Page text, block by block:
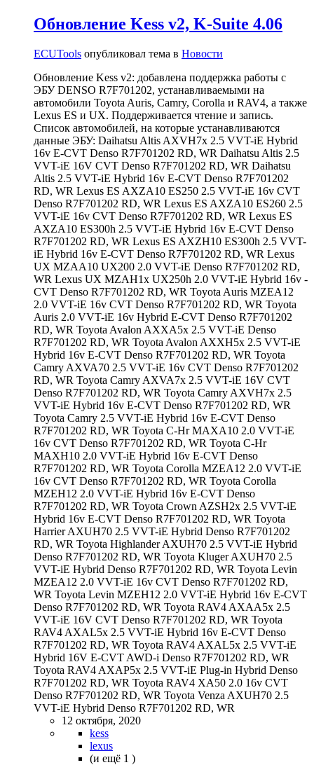
Обновление Kess v2, K-Suite 4.06
ECUTools опубликовал тема в Новости
Обновление Kess v2: добавлена поддержка работы с
ЭБУ DENSO R7F701202, устанавливаемыми на
автомобили Toyota Auris, Camry, Corolla и RAV4, а также
Lexus ES и UX. Поддерживается чтение и запись.
Список автомобилей, на которые устанавливаются
данные ЭБУ: Daihatsu Altis AXVH7x 2.5 VVT-iE Hybrid
16v E-CVT Denso R7F701202 RD, WR Daihatsu Altis 2.5
VVT-iE 16V CVT Denso R7F701202 RD, WR Daihatsu
Altis 2.5 VVT-iE Hybrid 16v E-CVT Denso R7F701202
RD, WR Lexus ES AXZA10 ES250 2.5 VVT-iE 16v CVT
Denso R7F701202 RD, WR Lexus ES AXZA10 ES260 2.5
VVT-iE 16v CVT Denso R7F701202 RD, WR Lexus ES
AXZA10 ES300h 2.5 VVT-iE Hybrid 16v E-CVT Denso
R7F701202 RD, WR Lexus ES AXZH10 ES300h 2.5 VVT-
iE Hybrid 16v E-CVT Denso R7F701202 RD, WR Lexus
UX MZAA10 UX200 2.0 VVT-iE Denso R7F701202 RD,
WR Lexus UX MZAH1x UX250h 2.0 VVT-iE Hybrid 16v -
CVT Denso R7F701202 RD, WR Toyota Auris MZEA12
2.0 VVT-iE 16v CVT Denso R7F701202 RD, WR Toyota
Auris 2.0 VVT-iE 16v Hybrid E-CVT Denso R7F701202
RD, WR Toyota Avalon AXXA5x 2.5 VVT-iE Denso
R7F701202 RD, WR Toyota Avalon AXXH5x 2.5 VVT-iE
Hybrid 16v E-CVT Denso R7F701202 RD, WR Toyota
Camry AXVA70 2.5 VVT-iE 16v CVT Denso R7F701202
RD, WR Toyota Camry AXVA7x 2.5 VVT-iE 16V CVT
Denso R7F701202 RD, WR Toyota Camry AXVH7x 2.5
VVT-iE Hybrid 16v E-CVT Denso R7F701202 RD, WR
Toyota Camry 2.5 VVT-iE Hybrid 16v E-CVT Denso
R7F701202 RD, WR Toyota C-Hr MAXA10 2.0 VVT-iE
16v CVT Denso R7F701202 RD, WR Toyota C-Hr
MAXH10 2.0 VVT-iE Hybrid 16v E-CVT Denso
R7F701202 RD, WR Toyota Corolla MZEA12 2.0 VVT-iE
16v CVT Denso R7F701202 RD, WR Toyota Corolla
MZEH12 2.0 VVT-iE Hybrid 16v E-CVT Denso
R7F701202 RD, WR Toyota Crown AZSH2x 2.5 VVT-iE
Hybrid 16v E-CVT Denso R7F701202 RD, WR Toyota
Harrier AXUH70 2.5 VVT-iE Hybrid Denso R7F701202
RD, WR Toyota Highlander AXUH70 2.5 VVT-iE Hybrid
Denso R7F701202 RD, WR Toyota Kluger AXUH70 2.5
VVT-iE Hybrid Denso R7F701202 RD, WR Toyota Levin
MZEA12 2.0 VVT-iE 16v CVT Denso R7F701202 RD,
WR Toyota Levin MZEH12 2.0 VVT-iE Hybrid 16v E-CVT
Denso R7F701202 RD, WR Toyota RAV4 AXAA5x 2.5
VVT-iE 16V CVT Denso R7F701202 RD, WR Toyota
RAV4 AXAL5x 2.5 VVT-iE Hybrid 16v E-CVT Denso
R7F701202 RD, WR Toyota RAV4 AXAL5x 2.5 VVT-iE
Hybrid 16V E-CVT AWD-i Denso R7F701202 RD, WR
Toyota RAV4 AXAP5x 2.5 VVT-iE Plug-in Hybrid Denso
R7F701202 RD, WR Toyota RAV4 XA50 2.0 16v CVT
Denso R7F701202 RD, WR Toyota Venza AXUH70 2.5
VVT-iE Hybrid Denso R7F701202 RD, WR
12 октября, 2020
kess
lexus
(и ещё 1 )